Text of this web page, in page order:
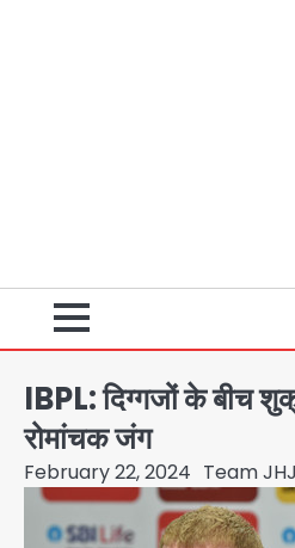
IBPL: दिग्गजों के बीच
रोमांचक जंग
February 22, 2024 Team JHJ